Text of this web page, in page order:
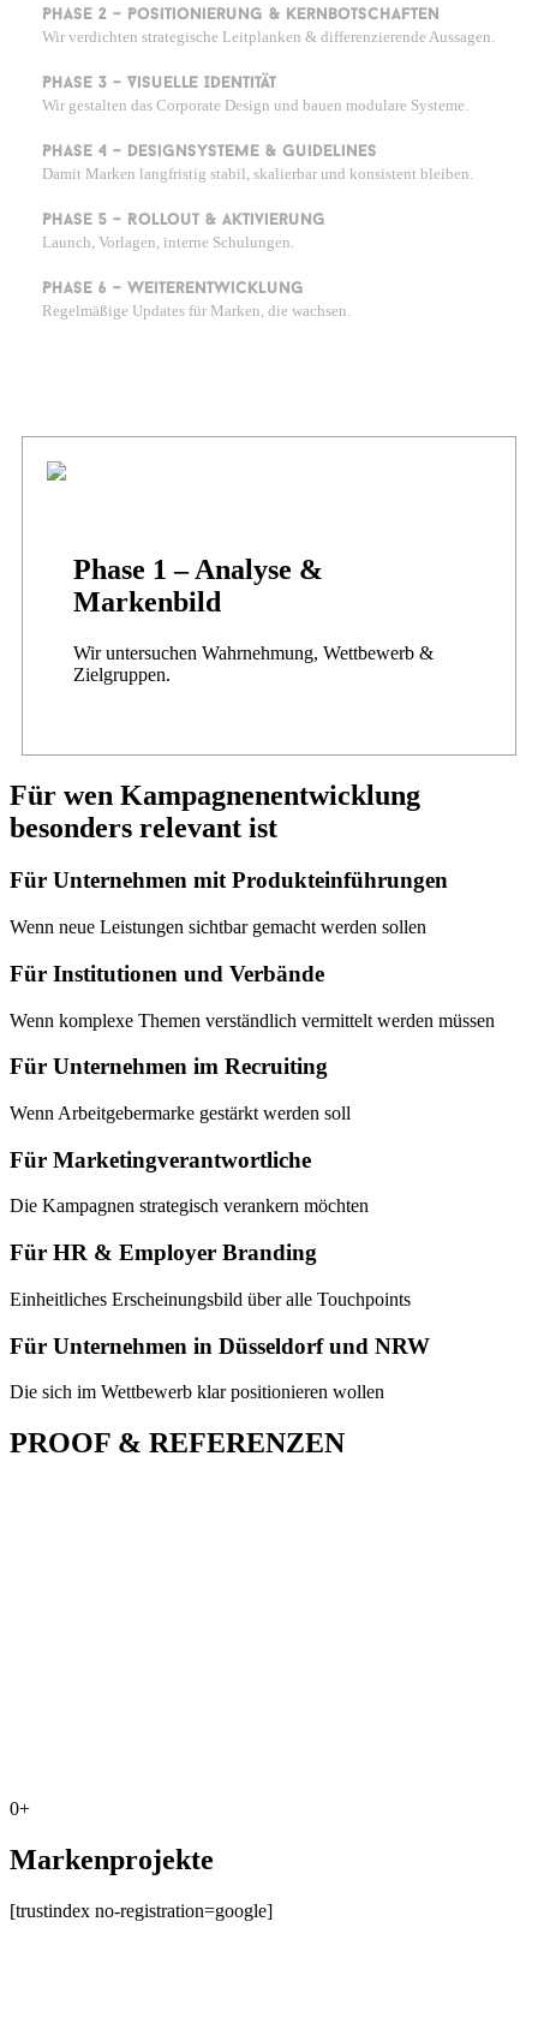
Phase 2 – Positionierung & Kernbotschaften
Wir verdichten strategische Leitplanken & differenzierende Aussagen.
Phase 3 – Visuelle Identität
Wir gestalten das Corporate Design und bauen modulare Systeme.
Phase 4 – Designsysteme & Guidelines
Damit Marken langfristig stabil, skalierbar und konsistent bleiben.
Phase 5 – Rollout & Aktivierung
Launch, Vorlagen, interne Schulungen.
Phase 6 – Weiterentwicklung
Regelmäßige Updates für Marken, die wachsen.
Phase 1 – Analyse &
Markenbild
Wir untersuchen Wahrnehmung, Wettbewerb &
Zielgruppen.
Für wen Kampagnenentwicklung
besonders relevant ist
Für Unternehmen mit Produkteinführungen
Wenn neue Leistungen sichtbar gemacht werden sollen
Für Institutionen und Verbände
Wenn komplexe Themen verständlich vermittelt werden müssen
Für Unternehmen im Recruiting
Wenn Arbeitgebermarke gestärkt werden soll
Für Marketingverantwortliche
Die Kampagnen strategisch verankern möchten
Für HR & Employer Branding
Einheitliches Erscheinungsbild über alle Touchpoints
Für Unternehmen in Düsseldorf und NRW
Die sich im Wettbewerb klar positionieren wollen
PROOF & REFERENZEN
0+
Markenprojekte
[trustindex no-registration=google]